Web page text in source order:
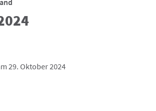
29. Oktober 2024